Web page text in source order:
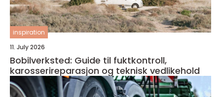
inspiration
11. July 2026
Bobilverksted: Guide til fuktkontroll,
karosserireparasjon og teknisk vedlikehold